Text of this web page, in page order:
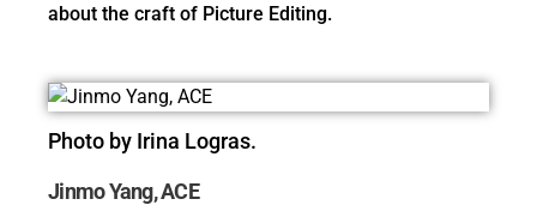
about the craft of Picture Editing.
Photo by Irina Logras.
Jinmo Yang, ACE